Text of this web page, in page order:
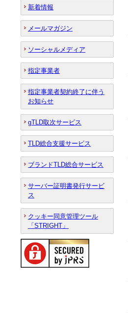
新着情報
メールマガジン
ソーシャルメディア
指定事業者
指定事業者契約終了に伴う
お知らせ
gTLD取次サービス
TLD総合支援サービス
ブランドTLD総合サービス
サーバー証明書発行サービ
ス
クッキー同意管理ツール
「STRIGHT」